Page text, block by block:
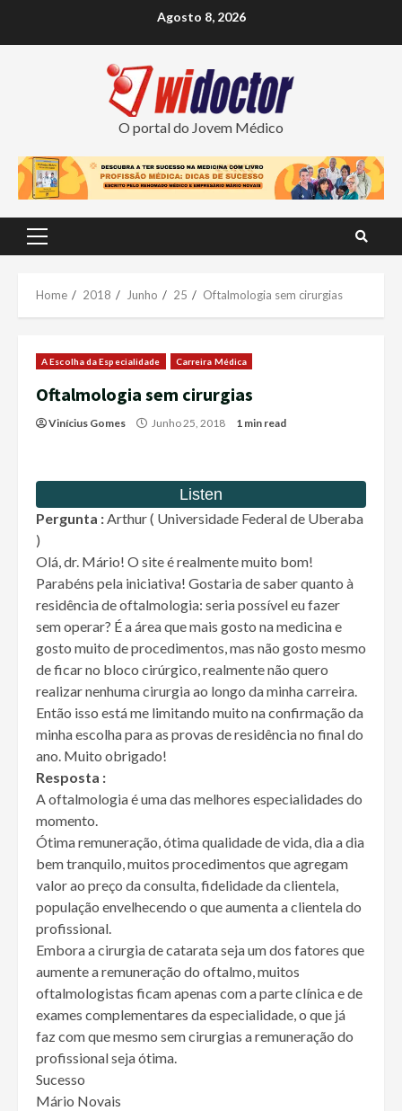
Agosto 8, 2026
O portal do Jovem Médico
Primary
Home 2018 Junho 25 Oftalmologia sem cirurgias
A Escolha da Especialidade Carreira Médica
Oftalmologia sem cirurgias
Vinícius Gomes Junho 25, 2018 1 min read
Pergunta :Arthur ( Universidade Federal de Uberaba
)
Olá, dr. Mário! O site é realmente muito bom!
Parabéns pela iniciativa! Gostaria de saber quanto à
residência de oftalmologia: seria possível eu fazer
sem operar? É a área que mais gosto na medicina e
gosto muito de procedimentos, mas não gosto mesmo
de ficar no bloco cirúrgico, realmente não quero
realizar nenhuma cirurgia ao longo da minha carreira.
Então isso está me limitando muito na confirmação da
minha escolha para as provas de residência no final do
ano. Muito obrigado!
Resposta :
A oftalmologia é uma das melhores especialidades do
momento.
Ótima remuneração, ótima qualidade de vida, dia a dia
bem tranquilo, muitos procedimentos que agregam
valor ao preço da consulta, fidelidade da clientela,
população envelhecendo o que aumenta a clientela do
profissional.
Embora a cirurgia de catarata seja um dos fatores que
aumente a remuneração do oftalmo, muitos
oftalmologistas ficam apenas com a parte clínica e de
exames complementares da especialidade, o que já
faz com que mesmo sem cirurgias a remuneração do
profissional seja ótima.
Sucesso
Mário Novais